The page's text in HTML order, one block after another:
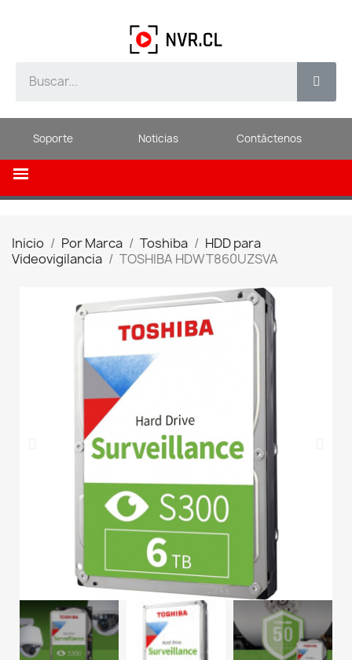
Soporte Noticias Contáctenos
Inicio Por Marca Toshiba
HDD para
Videovigilancia
TOSHIBA HDWT860UZSVA